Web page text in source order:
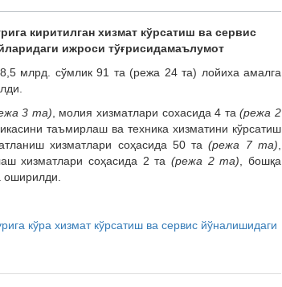
киритилган хизмат кўрсатиш ва сервис
ижроси тўғрисидамаълумот
млрд. сўмлик 91 та (режа 24 та) лойиха амалга
3 та) , молия хизматлари сохасида 4 та(режа 2
таъмирлаш ва техника хизматини кўрсатиш
хизматлари соҳасида 50 та(режа 7 та)
хизматлари соҳасида 2 та(режа 2 та) , бошқа
оширилди.
кўра хизмат кўрсатиш ва сервис йўналишидаги